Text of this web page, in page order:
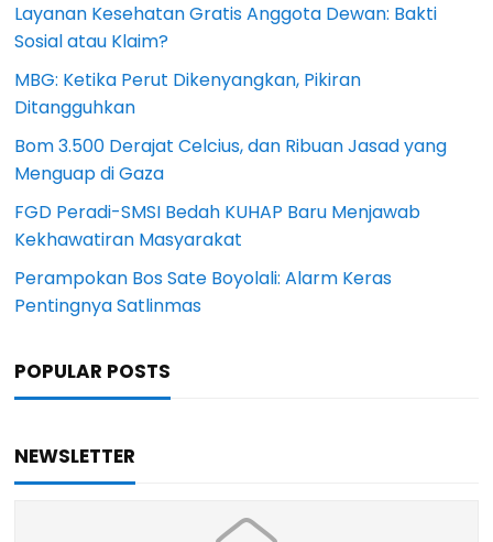
Layanan Kesehatan Gratis Anggota Dewan: Bakti
Sosial atau Klaim?
MBG: Ketika Perut Dikenyangkan, Pikiran
Ditangguhkan
Bom 3.500 Derajat Celcius, dan Ribuan Jasad yang
Menguap di Gaza
FGD Peradi-SMSI Bedah KUHAP Baru Menjawab
Kekhawatiran Masyarakat
Perampokan Bos Sate Boyolali: Alarm Keras
Pentingnya Satlinmas
POPULAR POSTS
NEWSLETTER